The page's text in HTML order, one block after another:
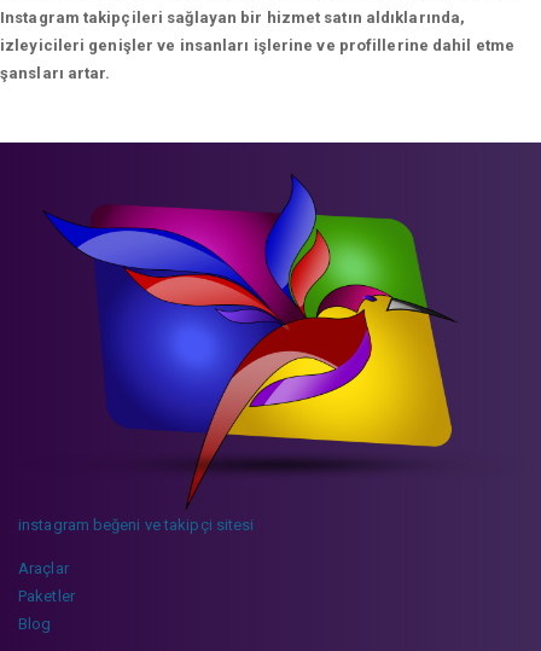
Instagram takipçileri sağlayan bir hizmet satın aldıklarında,
izleyicileri genişler ve insanları işlerine ve profillerine dahil etme
şansları artar.
instagram beğeni ve takipçi sitesi
Araçlar
Paketler
Blog